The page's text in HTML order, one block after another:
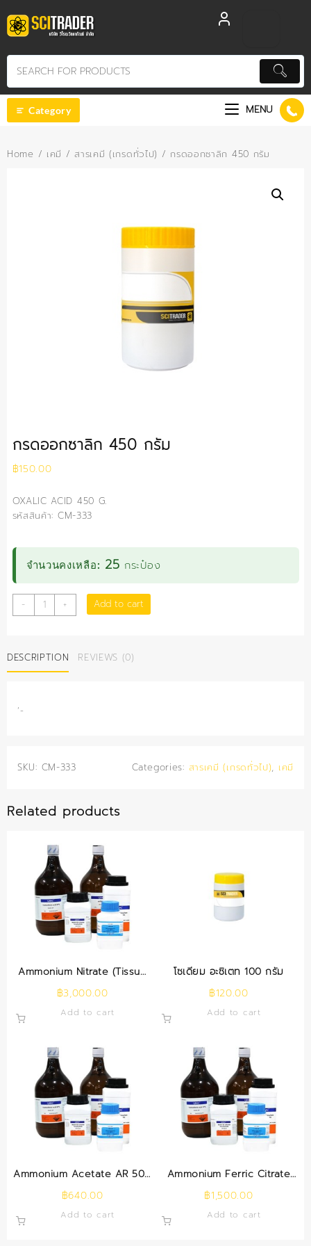
to
content
Category MENU
Home / เคมี /สารเคมี (เกรดทั่วไป) / กรดออกซาลิก 450 กรัม
กรดออกซาลิก 450 กรัม
฿150.00
OXALIC ACID 450 G.
รหัสสินค้า: CM-333
จำนวนคงเหลือ: 25 กระป๋อง
-
กรด
ออก
450
กรัม
+ Add to cart
DESCRIPTION REVIEWS (0)
‘-
SKU: CM-333 Categories: สารเคมี (เกรดทั่วไป), เคมี
Related products
Ammonium Nitrate (Tissue
Culture) 500 g.
฿3,000.00
Add to cart
โซเดียม อะซิเตท 100 กรัม
฿120.00
Add to cart
Ammonium Acetate AR 500
g.
฿640.00
Add to cart
Ammonium Ferric Citrate
500 g.
฿1,500.00
Add to cart